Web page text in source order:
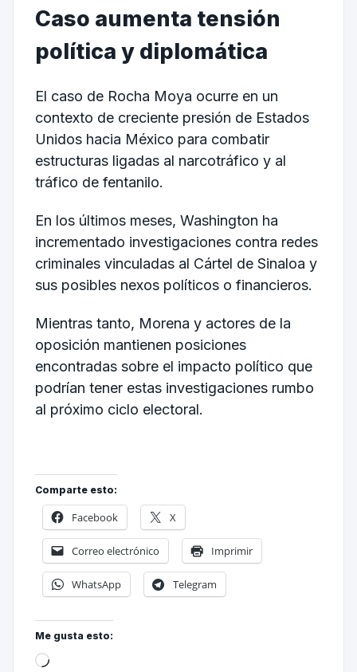
Caso aumenta tensión
política y diplomática
El caso de Rocha Moya ocurre en un
contexto de creciente presión de Estados
Unidos hacia México para combatir
estructuras ligadas al narcotráfico y al
tráfico de fentanilo.
En los últimos meses, Washington ha
incrementado investigaciones contra redes
criminales vinculadas al Cártel de Sinaloa y
sus posibles nexos políticos o financieros.
Mientras tanto, Morena y actores de la
oposición mantienen posiciones
encontradas sobre el impacto político que
podrían tener estas investigaciones rumbo
al próximo ciclo electoral.
Comparte esto:
Facebook X
Correo electrónico Imprimir
WhatsApp Telegram
Me gusta esto: